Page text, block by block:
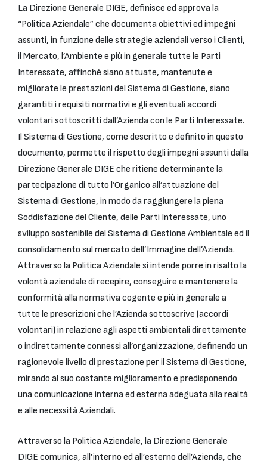
La Direzione Generale DIGE, definisce ed approva la
“Politica Aziendale” che documenta obiettivi ed impegni
assunti, in funzione delle strategie aziendali verso i Clienti,
il Mercato, l’Ambiente e più in generale tutte le Parti
Interessate, affinché siano attuate, mantenute e
migliorate le prestazioni del Sistema di Gestione, siano
garantiti i requisiti normativi e gli eventuali accordi
volontari sottoscritti dall’Azienda con le Parti Interessate.
Il Sistema di Gestione, come descritto e definito in questo
documento, permette il rispetto degli impegni assunti dalla
Direzione Generale DIGE che ritiene determinante la
partecipazione di tutto l’Organico all’attuazione del
Sistema di Gestione, in modo da raggiungere la piena
Soddisfazione del Cliente, delle Parti Interessate, uno
sviluppo sostenibile del Sistema di Gestione Ambientale ed il
consolidamento sul mercato dell’Immagine dell’Azienda.
Attraverso la Politica Aziendale si intende porre in risalto la
volontà aziendale di recepire, conseguire e mantenere la
conformità alla normativa cogente e più in generale a
tutte le prescrizioni che l’Azienda sottoscrive (accordi
volontari) in relazione agli aspetti ambientali direttamente
o indirettamente connessi all’organizzazione, definendo un
ragionevole livello di prestazione per il Sistema di Gestione,
mirando al suo costante miglioramento e predisponendo
una comunicazione interna ed esterna adeguata alla realtà
e alle necessità Aziendali.
Attraverso la Politica Aziendale, la Direzione Generale
DIGE comunica, all’interno ed all’esterno dell’Azienda, che